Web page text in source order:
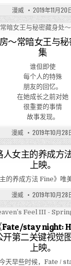
漫威 2019年11月20
～常暗女王与
集
谁但即使
每个人的特殊
朋友的回忆。
在她成长之前对她
很重要的事情
故事发现。
漫威 2019年10月28
女主的养成方
上映。
主的养成方法 Fine》唯
漫威 2019年10月28
stay night:
开第二关键视觉
上映。
天早些时候，Fate /